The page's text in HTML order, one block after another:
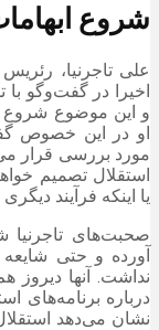
شروع
علی تاجرنیا،
اخیرا در گفت‌و‌گو با
و این موضوع شروع
او در این خصوص
مورد بررسی قرار
استقلال تصمیم
یا اینکه فرآیند
صحبت‌های تاجرنیا
آورده و حتی
نداشت. آنها دیروز
درباره
نشان می‌دهد